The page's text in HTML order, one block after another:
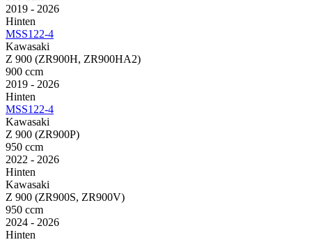
2019 - 2026
Hinten
MSS122-4
Kawasaki
Z 900 (ZR900H, ZR900HA2)
900 ccm
2019 - 2026
Hinten
MSS122-4
Kawasaki
Z 900 (ZR900P)
950 ccm
2022 - 2026
Hinten
Kawasaki
Z 900 (ZR900S, ZR900V)
950 ccm
2024 - 2026
Hinten